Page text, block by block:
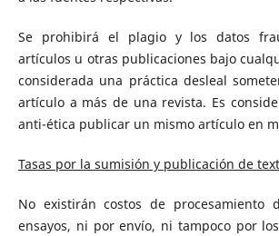
Se prohibirá el plagio y los datos
artículos u otras publicaciones bajo
considerada una práctica desleal
artículo a más de una revista. Es
anti-ética publicar un mismo artículo en
Tasas por la sumisión y publicación de
No existirán costos de procesamiento
ensayos, ni por envío, ni tampoco por